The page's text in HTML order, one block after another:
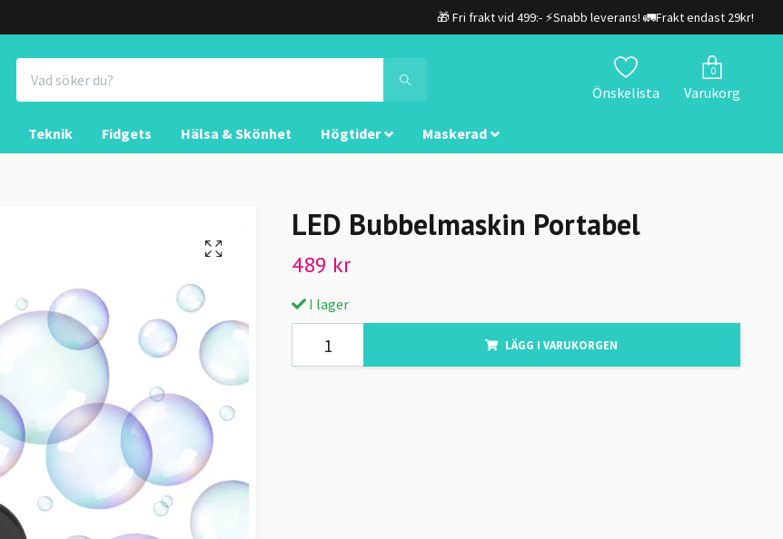
🎁 Fri frakt vid 499:- ⚡Snabb leverans! 🚛Frakt endast 29kr!
Önskelista
0
Varukorg
Teknik Fidgets Hälsa & Skönhet Högtider Maskerad
LED Bubbelmaskin Portabel
489 kr
I lager
LÄGG I VARUKORGEN